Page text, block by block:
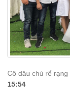
Cô dâu chú rể
15:54